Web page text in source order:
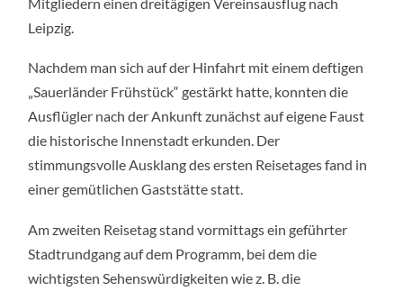
03.10.2022
Leipzig.
Nachdem man sich auf der Hinfahrt mit einem deftigen
„Sauerländer Frühstück“ gestärkt hatte, konnten die
Ausflügler nach der Ankunft zunächst auf eigene Faust
die historische Innenstadt erkunden. Der
stimmungsvolle Ausklang des ersten Reisetages fand in
einer gemütlichen Gaststätte statt.
Am zweiten Reisetag stand vormittags ein geführter
Stadtrundgang auf dem Programm, bei dem die
wichtigsten Sehenswürdigkeiten wie z. B. die